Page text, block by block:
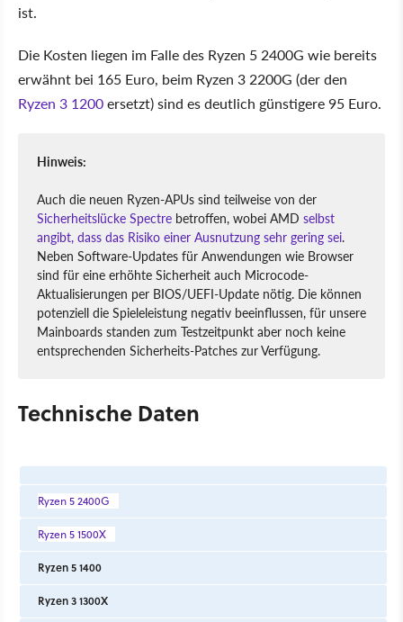
ist.
Die Kosten liegen im Falle des Ryzen 5 2400G wie bereits
erwähnt bei 165 Euro, beim Ryzen 3 2200G (der den
Ryzen 3 1200ersetzt) sind es deutlich günstigere 95 Euro.
Hinweis:
Auch die neuen Ryzen-APUs sind teilweise von der
Sicherheitslücke Spectre betroffen, wobei AMD selbst
angibt, dass das Risiko einer Ausnutzung sehr gering sei.
Neben Software-Updates für Anwendungen wie Browser
sind für eine erhöhte Sicherheit auch Microcode-
Aktualisierungen per BIOS/UEFI-Update nötig. Die können
potenziell die Spieleleistung negativ beeinflussen, für unsere
Mainboards standen zum Testzeitpunkt aber noch keine
entsprechenden Sicherheits-Patches zur Verfügung.
Technische Daten
Ryzen 5 2400G
Ryzen 5 1500X
Ryzen 5 1400
Ryzen 3 1300X